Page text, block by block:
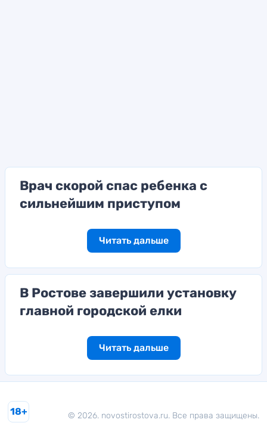
Врач скорой спас ребенка с
сильнейшим приступом
Читать дальше
В Ростове завершили установку
главной городской елки
Читать дальше
18+ © 2026. novostirostova.ru. Все права защищены.